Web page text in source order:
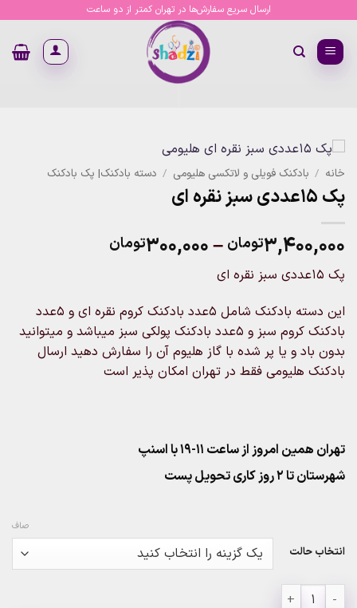
content
ارسال سریع سفارش‌ها در تهران کمتر از دو ساعت
خانه / بادکنک فویلی و لاتکسی هلیومی / دسته بادکنک| پک بادکنک
پک ۱۵عددی سبز نقره ای
۳,۴۰۰,۰۰۰تومان –۳۰۰,۰۰۰تومان
through
۳,۴۰۰,۰۰۰تومان
پک ۱۵عددی سبز نقره ای
این دسته بادکنک شامل ۵عدد بادکنک کروم نقره ای و ۵عدد
بادکنک کروم سبز و ۵عدد بادکنک پولکی سبز میباشد و میتوانید
بدون باد و یا پر شده با گاز هلیوم آن را سفارش دهید ارسال
بادکنک هلیومی فقط در تهران امکان پذیر است
تهران همین امروز از ساعت ۱۱-۱۹ با اسنپ
شهرستان تا 2 روز کاری تحویل پست
انتخاب حالت
صاف